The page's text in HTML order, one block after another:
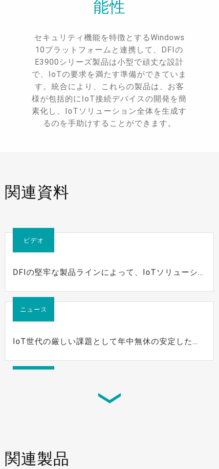
能性
セキュリティ機能を特徴とするWindows
10プラットフォームと連携して、DFIの
E3900シリーズ製品は小型で頑丈な設計
で、IoTの要求を満たす準備ができていま
す。統合により、これらの製品は、お客
様が包括的にIoT接続デバイスの開発を簡
素化し、IoTソリューション全体を生成す
るのを手助けすることができます。
関連資料
ビデオ
DFIの堅牢な製品ラインによって、IoTソリューシ
ニュース
IoT世代の厳しい課題として年中無休の安定したパ
関連製品